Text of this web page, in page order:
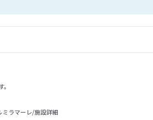
ミラマーレ/施設詳細